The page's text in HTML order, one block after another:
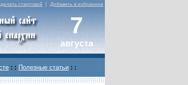
стартовой | Добавить в избранное
7
августа
: : Полезные статьи : :